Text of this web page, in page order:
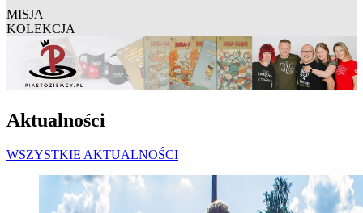
MISJA
KOLEKCJA
Aktualności
WSZYSTKIE AKTUALNOŚCI